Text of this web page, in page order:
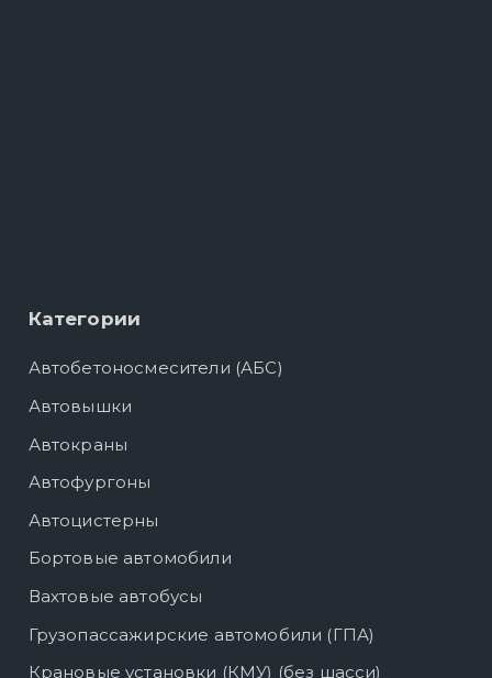
Категории
Автобетоносмесители (АБС)
Автовышки
Автокраны
Автофургоны
Автоцистерны
Бортовые автомобили
Вахтовые автобусы
Грузопассажирские автомобили (ГПА)
Крановые установки (КМУ) (без шасси)